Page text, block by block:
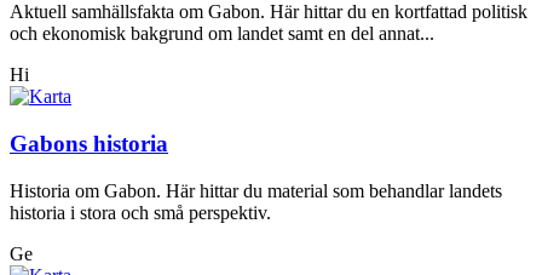
Aktuell samhällsfakta om Gabon. Här hittar du en kortfattad politisk
och ekonomisk bakgrund om landet samt en del annat...
Hi
Gabons historia
Historia om Gabon. Här hittar du material som behandlar landets
historia i stora och små perspektiv.
Ge